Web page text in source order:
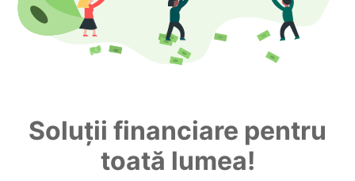
Soluții financiare pentru
toată lumea!